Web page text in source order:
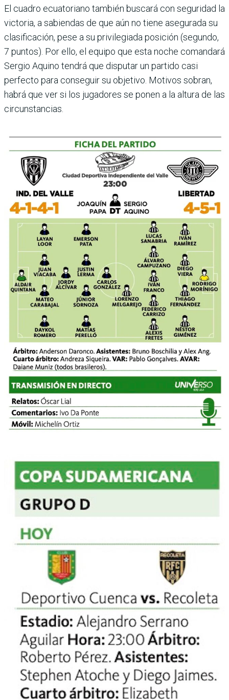
El cuadro ecuatoriano también buscará con seguridad la
vic­toria, a sabiendas de que aún no tiene asegurada su
clasifi­cación, pese a su privilegiada posición (segundo,
7 pun­tos). Por ello, el equipo que esta noche comandará
Sergio Aquino tendrá que disputar un partido casi
perfecto para conseguir su objetivo. Moti­vos sobran,
habrá que ver si los jugadores se ponen a la altura de las
circunstancias.